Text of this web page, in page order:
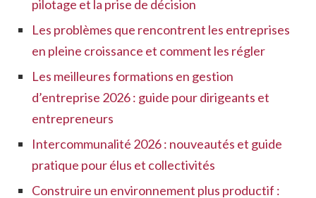
pilotage et la prise de décision
Les problèmes que rencontrent les entreprises
en pleine croissance et comment les régler
Les meilleures formations en gestion
d’entreprise 2026 : guide pour dirigeants et
entrepreneurs
Intercommunalité 2026 : nouveautés et guide
pratique pour élus et collectivités
Construire un environnement plus productif :